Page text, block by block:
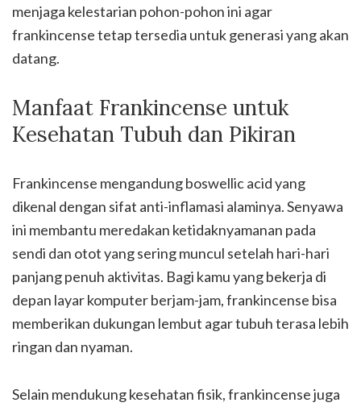
menjaga kelestarian pohon-pohon ini agar
frankincense tetap tersedia untuk generasi yang akan
datang.
Manfaat Frankincense untuk
Kesehatan Tubuh dan Pikiran
Frankincense mengandung boswellic acid yang
dikenal dengan sifat anti-inflamasi alaminya. Senyawa
ini membantu meredakan ketidaknyamanan pada
sendi dan otot yang sering muncul setelah hari-hari
panjang penuh aktivitas. Bagi kamu yang bekerja di
depan layar komputer berjam-jam, frankincense bisa
memberikan dukungan lembut agar tubuh terasa lebih
ringan dan nyaman.
Selain mendukung kesehatan fisik, frankincense juga